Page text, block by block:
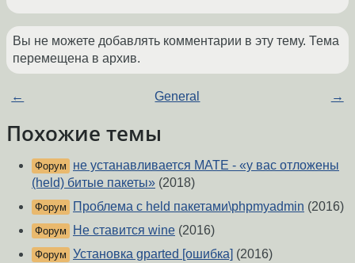
Вы не можете добавлять комментарии в эту тему. Тема
перемещена в архив.
← General →
Похожие темы
Форум
не устанавливается МАТЕ - «у вас отложены
(held) битые пакеты» (2018)
Форум Проблема с held пакетами\phpmyadmin (2016)
Форум Не ставится wine (2016)
Форум Установка gparted [ошибка] (2016)